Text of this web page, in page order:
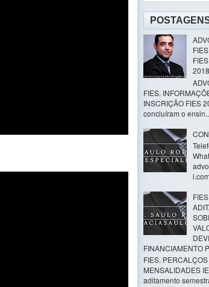
2018
FIES.
INSCRIÇÃO FIES
concluíram o
FINANCIAMENTO
FIES.
MENSALIDADES
aditamento